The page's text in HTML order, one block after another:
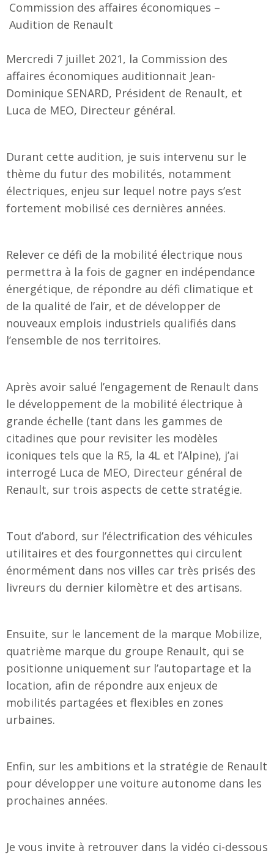
Commission des affaires économiques –
Audition de Renault
Mercredi 7 juillet 2021, la Commission des
affaires économiques auditionnait Jean-
Dominique SENARD, Président de Renault, et
Luca de MEO, Directeur général.
Durant cette audition, je suis intervenu sur le
thème du futur des mobilités, notamment
électriques, enjeu sur lequel notre pays s’est
fortement mobilisé ces dernières années.
Relever ce défi de la mobilité électrique nous
permettra à la fois de gagner en indépendance
énergétique, de répondre au défi climatique et
de la qualité de l’air, et de développer de
nouveaux emplois industriels qualifiés dans
l’ensemble de nos territoires.
Après avoir salué l’engagement de Renault dans
le développement de la mobilité électrique à
grande échelle (tant dans les gammes de
citadines que pour revisiter les modèles
iconiques tels que la R5, la 4L et l’Alpine), j’ai
interrogé Luca de MEO, Directeur général de
Renault, sur trois aspects de cette stratégie.
Tout d’abord, sur l’électrification des véhicules
utilitaires et des fourgonnettes qui circulent
énormément dans nos villes car très prisés des
livreurs du dernier kilomètre et des artisans.
Ensuite, sur le lancement de la marque Mobilize,
quatrième marque du groupe Renault, qui se
positionne uniquement sur l’autopartage et la
location, afin de répondre aux enjeux de
mobilités partagées et flexibles en zones
urbaines.
Enfin, sur les ambitions et la stratégie de Renault
pour développer une voiture autonome dans les
prochaines années.
Je vous invite à retrouver dans la vidéo ci-dessous